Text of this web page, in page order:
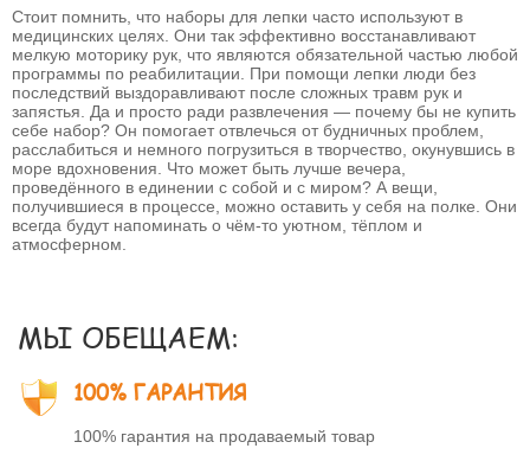
Стоит помнить, что наборы для лепки часто используют в
медицинских целях. Они так эффективно восстанавливают
мелкую моторику рук, что являются обязательной частью любой
программы по реабилитации. При помощи лепки люди без
последствий выздоравливают после сложных травм рук и
запястья. Да и просто ради развлечения — почему бы не купить
себе набор? Он помогает отвлечься от будничных проблем,
расслабиться и немного погрузиться в творчество, окунувшись в
море вдохновения. Что может быть лучше вечера,
проведённого в единении с собой и с миром? А вещи,
получившиеся в процессе, можно оставить у себя на полке. Они
всегда будут напоминать о чём-то уютном, тёплом и
атмосферном.
МЫ ОБЕЩАЕМ:
100% ГАРАНТИЯ
100% гарантия на продаваемый товар